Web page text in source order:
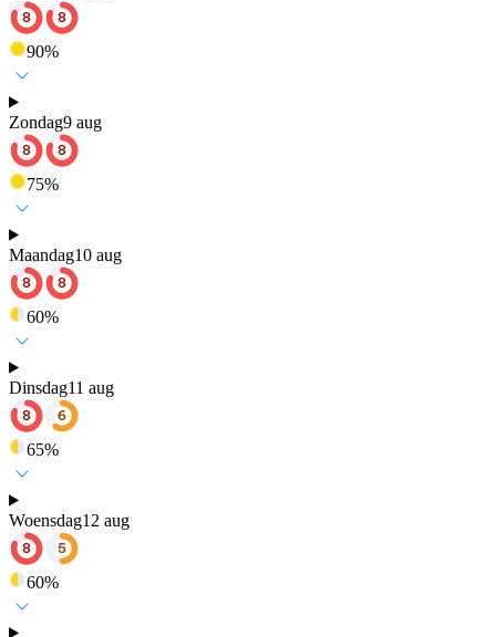
90%
Zondag9 aug
75%
Maandag10 aug
60%
Dinsdag11 aug
65%
Woensdag12 aug
60%